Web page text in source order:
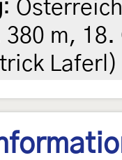
:
m,
Laferl)